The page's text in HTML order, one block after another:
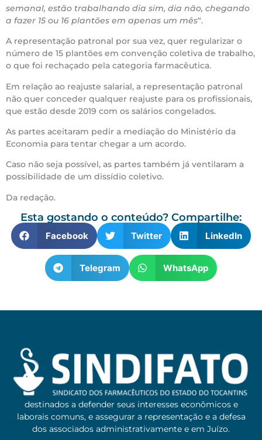
semanal, estão trabalhando dia sim, dia não, chegando
a fazer 15 ou 16 plantões em apenas um mês“.
A representação patronal por sua vez, quer regularizar o
número de 15 plantões em convenção coletiva de trabalho,
o que foi rechaçado pela categoria farmacêutica.
Em relação ao reajuste salarial, a representação patronal
não quer conceder qualquer reajuste para os profissionais,
que estão desde 2019 com os salários congelados.
As partes aceitaram pedir a mediação do Ministério da
Economia para tentar chegar a um acordo.
Caso não seja possível, as partes também já ventilaram a
possibilidade de um dissídio coletivo.
Da redação.
Esta gostando o conteúdo? Compartilhe:
Facebook Twitter LinkedIn
Telegram WhatsApp
destinados a defender seus interesses econômicos e
laborais comuns, e assegurar a representação e a defesa
dos associados administrativamente e em Juízo.